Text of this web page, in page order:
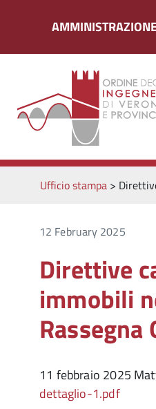
Ufficio stampa>
12 February 2025
Direttive
immobili
Rassegna
11 febbraio 2025
dettaglio-1.pdf